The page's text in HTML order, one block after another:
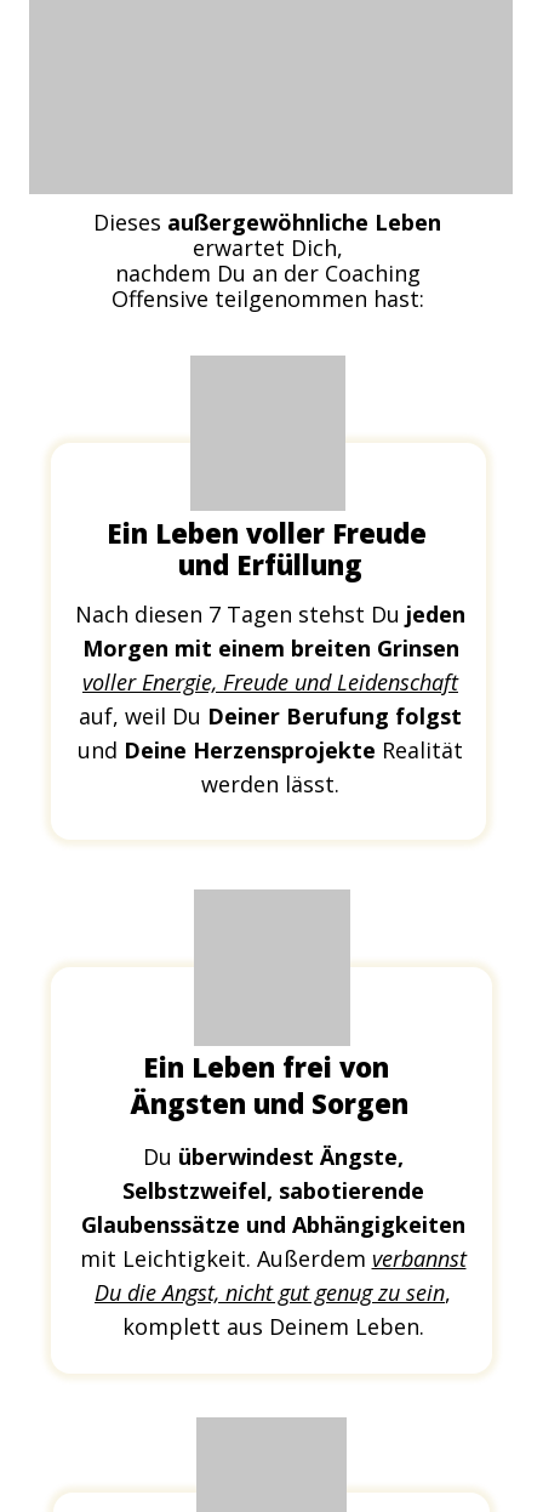
Dieses außergewöhnliche Leben
erwartet Dich,
nachdem Du an der Coaching
Offensive teilgenommen hast:
Ein Leben voller Freude
und Erfüllung
Ein Leben frei von
Ängsten und Sorgen
Nach diesen 7 Tagen stehst Du jeden
Morgen mit einem breiten Grinsen
voller Energie, Freude und Leidenschaft
auf, weil Du Deiner Berufung folgst
und Deine Herzensprojekte Realität
werden lässt.
Du überwindest Ängste,
Selbstzweifel, sabotierende
Glaubenssätze und Abhängigkeiten
mit Leichtigkeit. Außerdem verbannst
Du die Angst, nicht gut genug zu sein,
komplett aus Deinem Leben.